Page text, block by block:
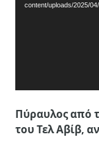
content/uploads/2025/
Πύραυλος από
του Τελ Αβίβ,